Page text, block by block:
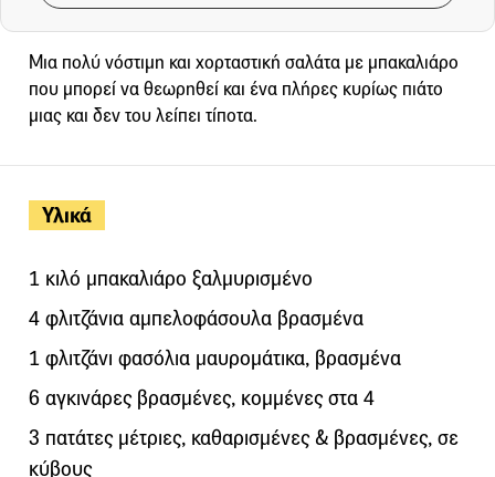
Υλικά
1 κιλό μπακαλιάρο ξαλμυρισμένο
4 φλιτζάνια αμπελοφάσουλα βρασμένα
1 φλιτζάνι φασόλια μαυρομάτικα, βρασμένα
6 αγκινάρες βρασμένες, κομμένες στα 4
3 πατάτες μέτριες, καθαρισμένες & βρασμένες, σε
κύβους
Μια πολύ νόστιμη και χορταστική σαλάτα με μπακαλιάρο
που μπορεί να θεωρηθεί και ένα πλήρες κυρίως πιάτο
μιας και δεν του λείπει τίποτα.